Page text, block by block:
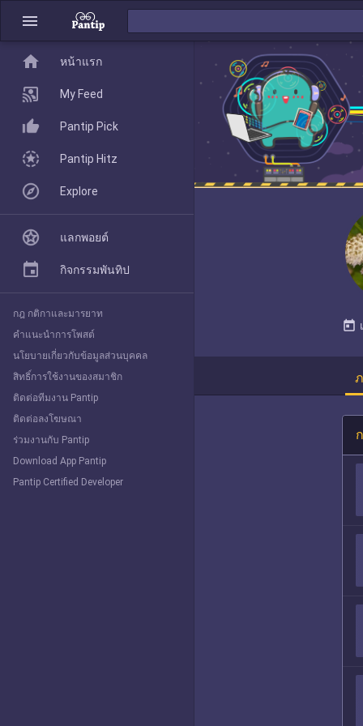
menu
today
home
Pantip Pick
Explore
home หน้าแรก
My Feed
Pantip Pick
Pantip Hitz
Explore
แลกพอยต์
กิจกรรมพันทิป
กฎ กติกาและมารยาท
คำแนะนำการโพสต์
นโยบายเกี่ยวกับข้อมูลส่วนบุคคล
สิทธิ์การใช้งานของสมาชิก
ติดต่อทีมงาน Pantip
ติดต่อลงโฆษณา
ร่วมงานกับ Pantip
Download App Pantip
Pantip Certified Developer